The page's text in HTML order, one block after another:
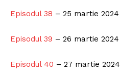
Episodul 38 – 25 martie 2024
Episodul 39 – 26 martie 2024
Episodul 40 – 27 martie 2024